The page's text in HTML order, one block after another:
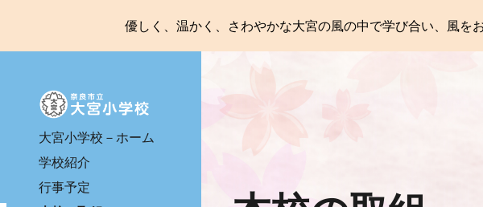
Skip to main content
優しく、温かく、さわやかな大宮の風の中で学び合い、風を
大宮小学校－ホーム
学校紹介
行事予定